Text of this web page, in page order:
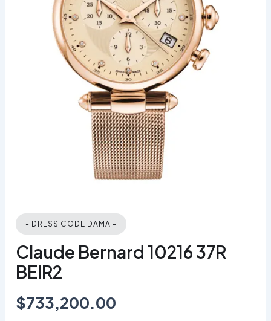
- DRESS CODE DAMA -
Claude Bernard 10216 37R
BEIR2
$733,200.00